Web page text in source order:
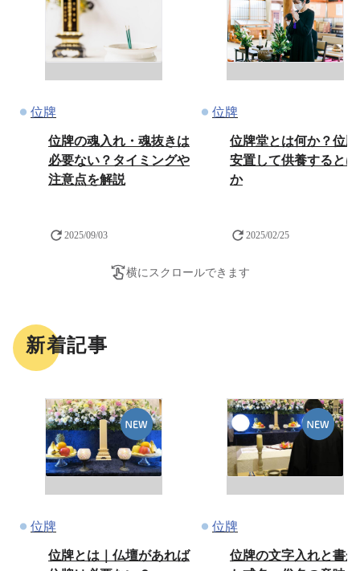
位牌
位牌の魂入れ・魂抜きは
必要ない？タイミングや
注意点を解説
2025/09/03
位牌
位牌堂とは何か？位
安置して供養すると
か
2025/02/25
横にスクロールできます
新着記事
位牌
位牌とは｜仏壇があれば
位牌
位牌の文字入れと書